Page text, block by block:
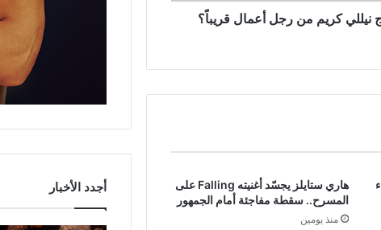
نيللي كريم من رجل أعمال قريباً؟
هاري ستايلز يجسّد أغنيته Falling على
المسرح.. سقطة مفاجئة أمام الجمهور
منذ يومين
أجدد الأخبار